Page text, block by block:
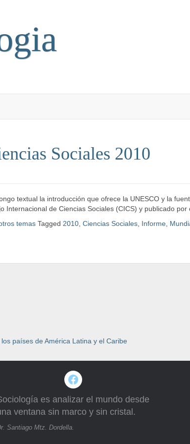
Sociales 2010
textual la introducción que ofrece la UNESCO y la
Internacional de Ciencias Sociales (CICS) y publicado
temas Tagged 2010 Ciencias Sociales Informe
países de América Latina y el Caribe
Facebook
es analizar el mundo desde
ventana sin marco y sin cristal.
Santiago Mtz. Dordella.